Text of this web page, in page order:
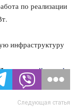
по реализации
dknews.kz
Следующая статья